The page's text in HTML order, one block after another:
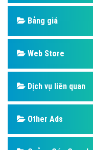
Bảng giá
Web Store
Dịch vụ liên quan
Other Ads